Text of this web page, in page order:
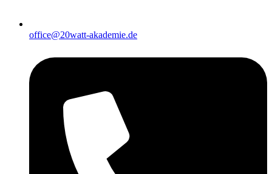
office@20watt-akademie.de